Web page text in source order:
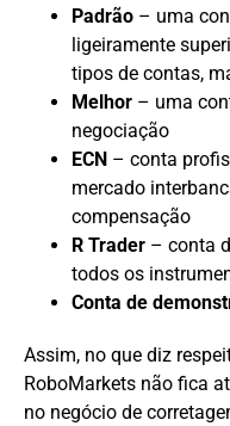
Padrão – uma
ligeiramente
tipos de contas,
Melhor – uma
negociação
ECN – conta
mercado
compensação
R Trader – conta
todos os
Conta de
Assim, no que diz
RoboMarkets não fica
no negócio de